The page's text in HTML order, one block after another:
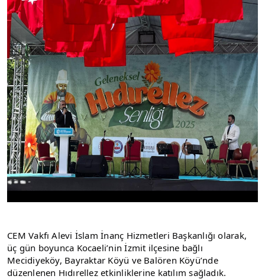
CEM Vakfı Alevi İslam İnanç Hizmetleri Başkanlığı olarak,
üç gün boyunca Kocaeli’nin İzmit ilçesine bağlı
Mecidiyeköy, Bayraktar Köyü ve Balören Köyü’nde
düzenlenen Hıdırellez etkinliklerine katılım sağladık.